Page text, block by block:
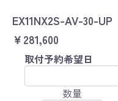
EX11NX2S-AV-30-UP
￥281,600
取付予約希望日
数量